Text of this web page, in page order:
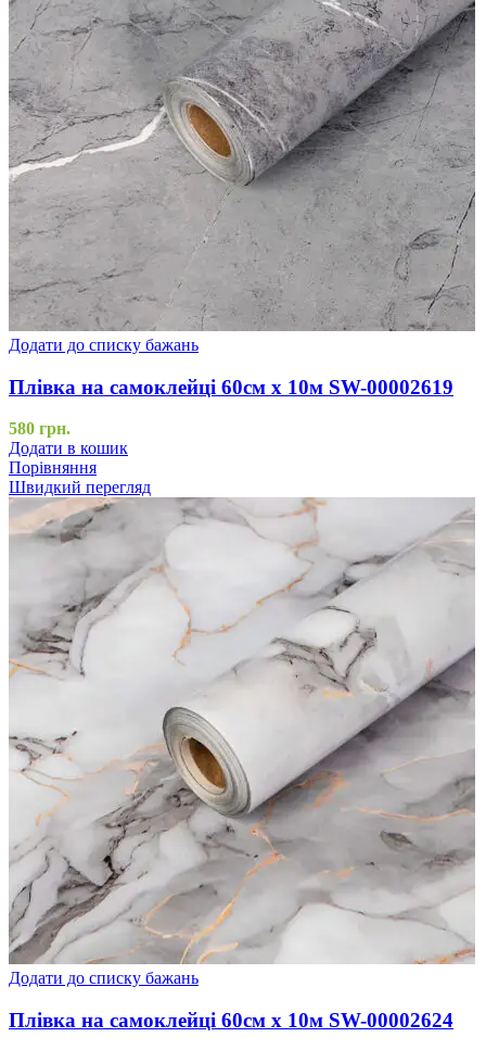
Додати до списку бажань
Плівка на самоклейці 60см х 10м SW-00002619
580 грн.
Додати в кошик
Порівняння
Швидкий перегляд
Додати до списку бажань
Плівка на самоклейці 60см х 10м SW-00002624